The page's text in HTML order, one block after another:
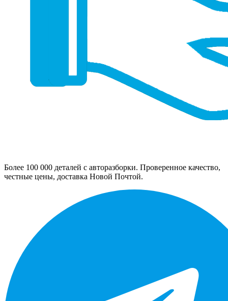
Более 100 000 деталей с авторазборки. Проверенное качество,
честные цены, доставка Новой Почтой.